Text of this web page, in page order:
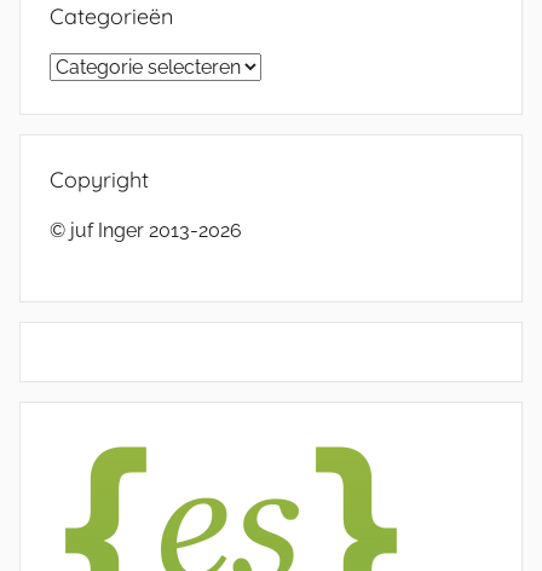
Categorieën
Categorieën
Copyright
© juf Inger 2013-2026